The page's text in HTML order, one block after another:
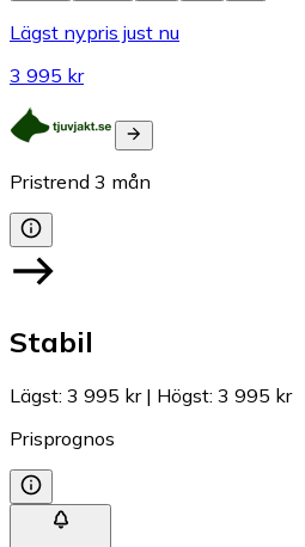
Lägst nypris just nu
3 995 kr
Pristrend 3 mån
Stabil
Lägst: 3 995 kr| Högst: 3 995 kr
Prisprognos